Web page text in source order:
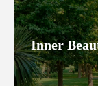
ウェルビーイン
エクソソーム
Inner